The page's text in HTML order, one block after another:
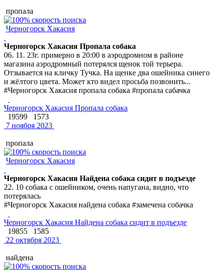
пропала
Черногорск Хакасия
Черногорск Хакасия Пропала собака
06. 11. 23г. примерно в 20:00 в аэродромном в районе
магазина аэродромный потерялся щенок той терьера.
Отзывается на кличку Тучка. На щенке два ошейника синего
и жёлтого цвета. Может кто видел просьба позвонить...
#Черногорск Хакасия пропала собака #пропала сабачка
Черногорск Хакасия Пропала собака
19599
1573
7 ноября 2023
пропала
Черногорск Хакасия
Черногорск Хакасия Найдена собака сидит в подъезде
22. 10 собака с ошейником, очень напугана, видно, что
потерялась
#Черногорск Хакасия найдена собака #замечена собачка
Черногорск Хакасия Найдена собака сидит в подъезде
19855
1585
22 октября 2023
найдена